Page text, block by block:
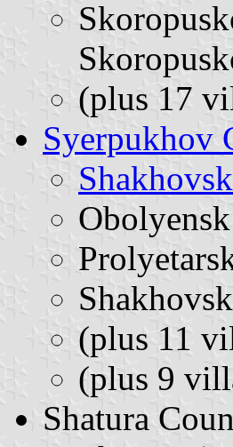
(plus 17
Syerpukhov
(plus 11
(plus 9
Shatura